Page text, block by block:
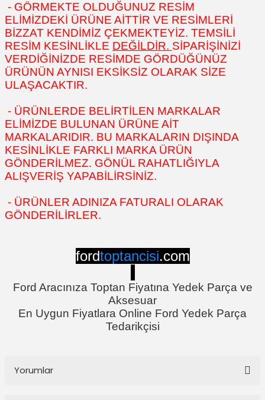
- GÖRMEKTE OLDUĞUNUZ RESİM
ELİMİZDEKİ ÜRÜNE AİTTİR VE RESİMLERİ
BİZZAT KENDİMİZ ÇEKMEKTEYİZ. TEMSİLİ
RESİM KESİNLİKLE DEĞİLDİR. SİPARİŞİNİZİ
VERDİĞİNİZDE RESİMDE GÖRDÜĞÜNÜZ
ÜRÜNÜN AYNISI EKSİKSİZ OLARAK SİZE
ULAŞACAKTIR.
- ÜRÜNLERDE BELİRTİLEN MARKALAR
ELİMİZDE BULUNAN ÜRÜNE AİT
MARKALARIDIR. BU MARKALARIN DIŞINDA
KESİNLİKLE FARKLI MARKA ÜRÜN
GÖNDERİLMEZ. GÖNÜL RAHATLIĞIYLA
ALIŞVERİŞ YAPABİLİRSİNİZ.
- ÜRÜNLER ADINIZA FATURALI OLARAK
GÖNDERİLİRLER.
fordtoptancisi.com
Ford Aracınıza Toptan Fiyatına Yedek Parça ve
Aksesuar
En Uygun Fiyatlara Online Ford Yedek Parça
Tedarikçisi
Yorumlar